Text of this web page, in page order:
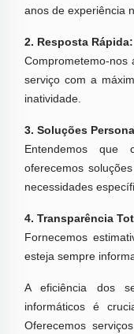
anos de experiência
2. Resposta Rápida:
Comprometemo-nos
serviço com a
inatividade.
3. Soluções
Entendemos
oferecemos
necessidades
4. Transparência
Fornecemos
esteja sempre
A eficiência dos
informáticos é
Oferecemos